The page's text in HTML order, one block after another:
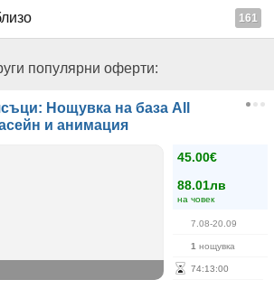
161
популярни оферти:
Нощувка на база All
и анимация
45.00€
88.01лв
на човек
7.08-20.09
1 нощувка
74:13:00